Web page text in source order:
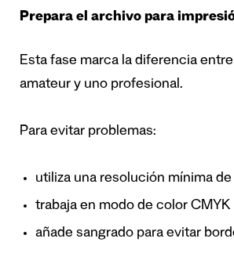
Prepara el archivo para
Esta fase marca la diferencia
amateur y uno profesional.
Para evitar problemas:
utiliza una resolución mínima
trabaja en modo de color CMYK
añade sangrado para evitar